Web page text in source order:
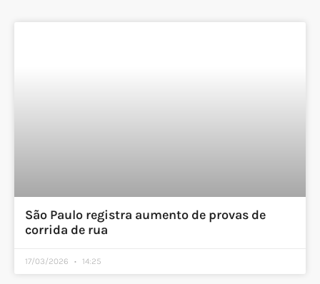
São Paulo registra aumento de provas de
corrida de rua
17/03/2026 14:25